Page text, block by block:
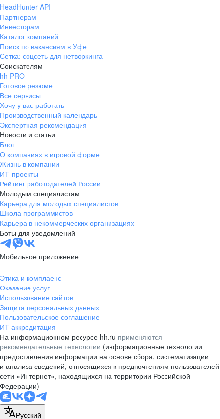
HeadHunter API
Партнерам
Инвесторам
Каталог компаний
Поиск по вакансиям в Уфе
Сетка: соцсеть для нетворкинга
Соискателям
hh PRO
Готовое резюме
Все сервисы
Хочу у вас работать
Производственный календарь
Экспертная рекомендация
Новости и статьи
Блог
О компаниях в игровой форме
Жизнь в компании
ИТ-проекты
Рейтинг работодателей России
Молодым специалистам
Карьера для молодых специалистов
Школа программистов
Карьера в некоммерческих организациях
Боты для уведомлений
Мобильное приложение
Этика и комплаенс
Оказание услуг
Использование сайтов
Защита персональных данных
Пользовательское соглашение
ИТ аккредитация
На информационном ресурсе hh.ru применяются
рекомендательные технологии (информационные технологии
предоставления информации на основе сбора, систематизации
и анализа сведений, относящихся к предпочтениям пользователей
сети «Интернет», находящихся на территории Российской
Федерации)
Русский